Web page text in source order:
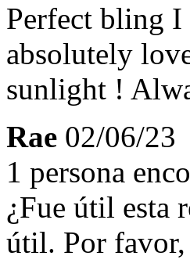
Perfect bling
absolutely
sunlight !
Rae 02/06/23
1 persona
¿Fue útil esta
útil. Por favor,